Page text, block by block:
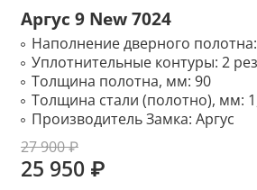
Аргус 9 New 7024
Наполнение дверного полотна:
Уплотнительные контуры: 2
Толщина полотна, мм: 90
Толщина стали (полотно), мм:
Производитель Замка: Аргус
27 900 ₽
25 950 ₽